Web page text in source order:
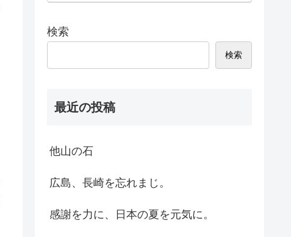
検索
検索
最近の投稿
他山の石
広島、長崎を忘れまじ。
感謝を力に、日本の夏を元気に。